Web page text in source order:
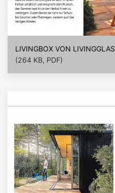
LIVINGBOX VON LIVINGGLAS
(264 KB, PDF)